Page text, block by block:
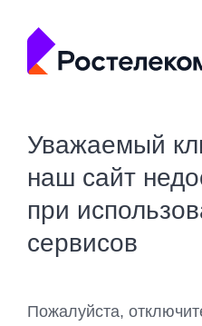
Уважаемый
наш сайт
при
сервисов
Пожалуйста,